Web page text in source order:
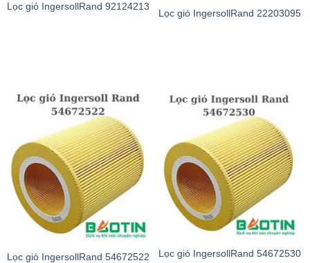
Lọc gió IngersollRand 92124213
Lọc gió IngersollRand 22203095
Lọc gió IngersollRand 54672522 Lọc gió IngersollRand 54672530